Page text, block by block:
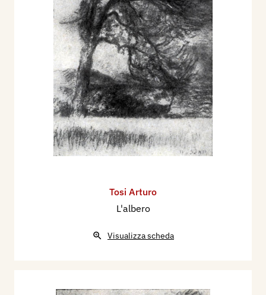
Tosi Arturo
L'albero
Visualizza scheda